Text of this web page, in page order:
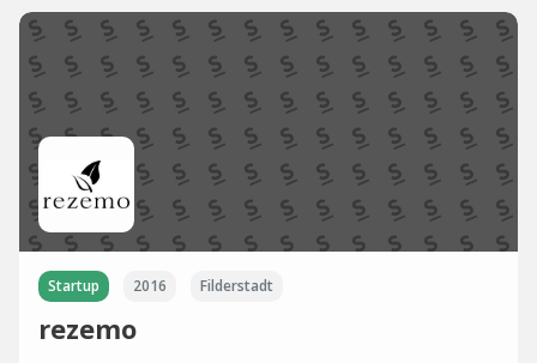
Startup 2016 Filderstadt
rezemo